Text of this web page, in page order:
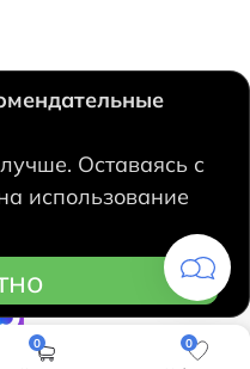
67
Оставаясь с
использование
0
0